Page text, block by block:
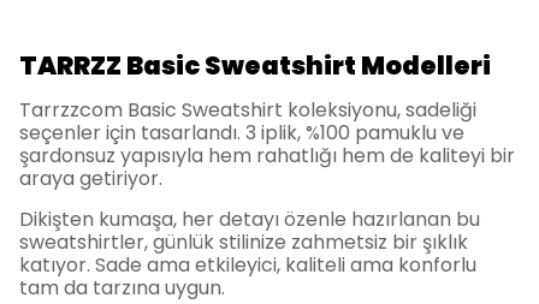
TARRZZ Basic Sweatshirt Modelleri
Tarrzzcom Basic Sweatshirt koleksiyonu, sadeliği
seçenler için tasarlandı. 3 iplik, %100 pamuklu ve
şardonsuz yapısıyla hem rahatlığı hem de kaliteyi bir
araya getiriyor.
Dikişten kumaşa, her detayı özenle hazırlanan bu
sweatshirtler, günlük stilinize zahmetsiz bir şıklık
katıyor. Sade ama etkileyici, kaliteli ama konforlu
tam da tarzına uygun.